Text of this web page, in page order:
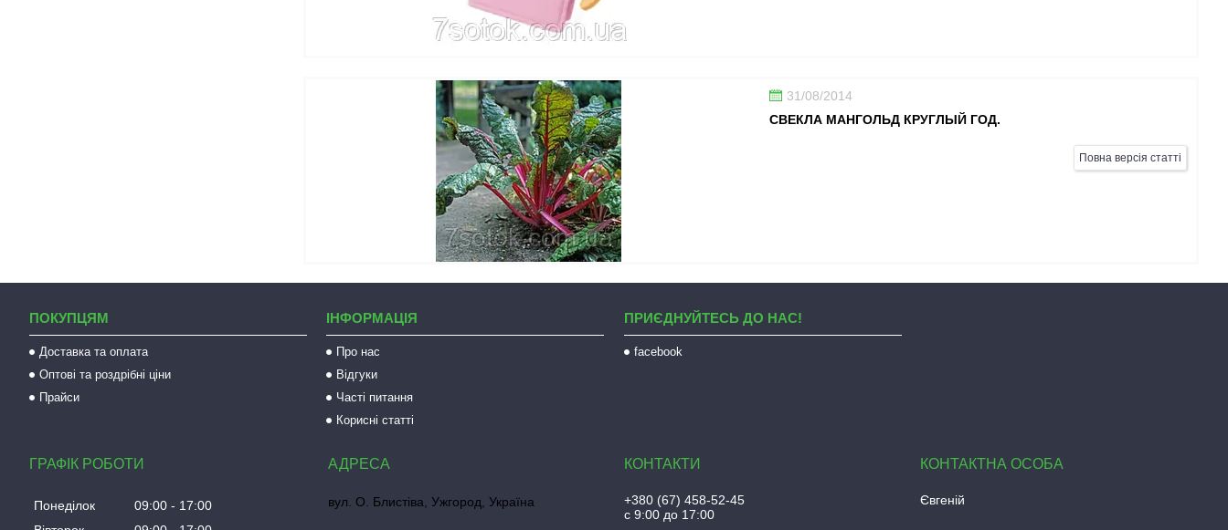
31/08/2014
СВЕКЛА МАНГОЛЬД КРУГЛЫЙ ГОД.
Повна версія статті
ПОКУПЦЯМ
Доставка та оплата
Оптові та роздрібні ціни
Прайси
ІНФОРМАЦІЯ
Про нас
Відгуки
Часті питання
Корисні статті
ПРИЄДНУЙТЕСЬ ДО НАС!
facebook
ГРАФІК РОБОТИ
Понеділок 09:00
17:00
вул. О. Блистіва, Ужгород, Україна
+380 (67) 458-52-45
с 9:00 до 17:00
Євгеній